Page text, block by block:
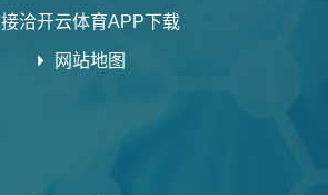
接洽开云体育APP下载
网站地图